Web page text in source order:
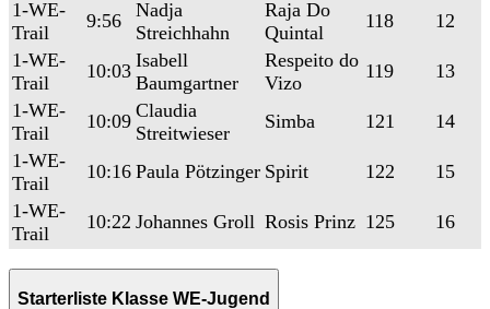
1-WE-
Trail
9:56
Nadja
Streichhahn
Raja Do
Quintal
118
12
1-WE-
Trail
10:03 Isabell
Baumgartner
Respeito do
Vizo
119
13
1-WE-
Trail
10:09 Claudia
Streitwieser
Simba 121
14
1-WE-
Trail
10:16 Paula Pötzinger Spirit 122
15
1-WE-
Trail
10:22 Johannes Groll Rosis Prinz 125 16
Starterliste Klasse WE-Jugend